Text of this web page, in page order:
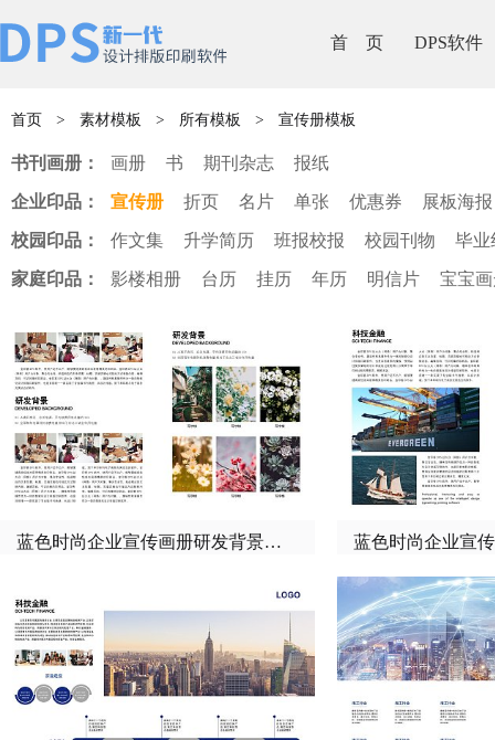
首 页 DPS软件
首页 > 素材模板 > 所有模板 > 宣传册模板
书刊画册： 画册 书 期刊杂志 报纸
企业印品： 宣传册 折页 名片 单张 优惠券 展板海报
校园印品： 作文集 升学简历 班报校报 校园刊物 毕业
家庭印品： 影楼相册 台历 挂历 年历 明信片 宝宝
蓝色时尚企业宣传画册研发背景介绍 蓝色时尚企业宣